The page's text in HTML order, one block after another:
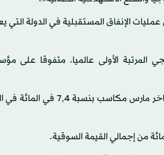
الإنفاق المستقبلية في الدولة التي
الأولى عالميا، متفوقا على
وحققت الأسهم التي شكّلت 70 في المائة من محفظة الصندوق النرويجي أواخر مارس مكاسب